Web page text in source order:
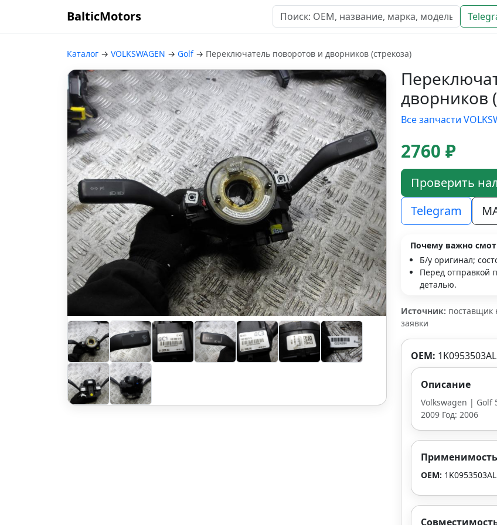
BalticMotors
Каталог → VOLKSWAGEN → Golf → Переключатель поворотов и дворников (стрекоза)
дворников
Все запчасти
2760 ₽
Проверить
Telegram
Почему важно
Б/у оригинал;
Перед отправкой
деталью.
Источник: поставщик
заявки
OEM: 1K0953503AL
Описание
Volkswagen | Golf
2009 Год: 2006
Применимость
OEM: 1K0953503AL